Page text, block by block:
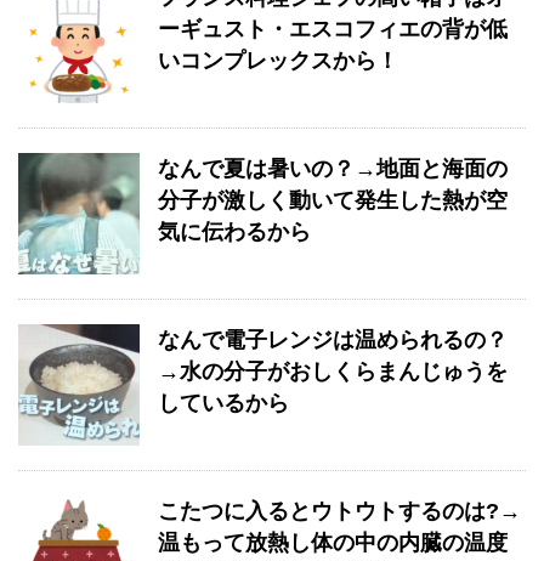
ーギュスト・エスコフィエの背が低
いコンプレックスから！
なんで夏は暑いの？→地面と海面の
分子が激しく動いて発生した熱が空
気に伝わるから
なんで電子レンジは温められるの？
→水の分子がおしくらまんじゅうを
しているから
こたつに入るとウトウトするのは?→
温もって放熱し体の中の内臓の温度